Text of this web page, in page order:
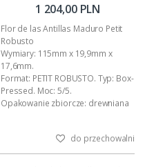
1 204,00 PLN
Flor de las Antillas Maduro Petit
Robusto
Wymiary: 115mm x 19,9mm x
17,6mm.
Format: PETIT ROBUSTO. Typ: Box-
Pressed. Moc: 5/5.
Opakowanie zbiorcze: drewniana
Wykonanie: całkowicie ręczne.
Podana wartość to: cena za 20
do przechowalni